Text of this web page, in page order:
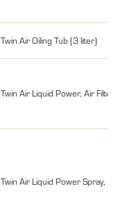
Twin Air Oiling Tub (3 liter)
Twin Air Liquid Power, Air Filter
Twin Air Liquid Power Spray, Air